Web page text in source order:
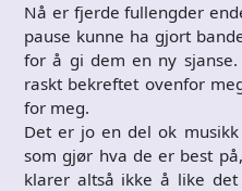
Nå er fjerde fullengder
pause kunne ha gjort
for å gi dem en ny
raskt bekreftet ovenfor
for meg.
Det er jo en del ok
som gjør hva de er best
klarer altså ikke å like